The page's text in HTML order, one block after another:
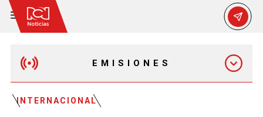
EMISIONES
INTERNACIONAL